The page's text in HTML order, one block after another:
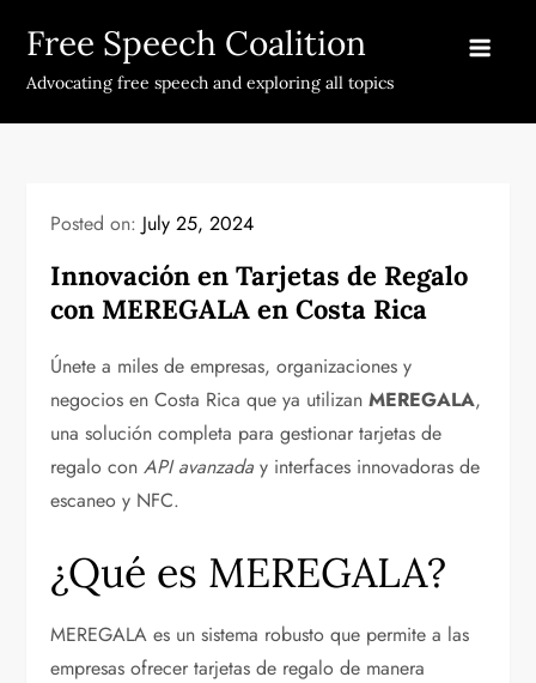
content
Free Speech Coalition
Advocating free speech and exploring all topics
Posted on: July 25, 2024
Innovación en Tarjetas de Regalo
con MEREGALA en Costa Rica
Únete a miles de empresas, organizaciones y
negocios en Costa Rica que ya utilizanMEREGALA,
una solución completa para gestionar tarjetas de
regalo conAPI avanzada y interfaces innovadoras de
escaneo y NFC.
¿Qué es MEREGALA?
MEREGALA es un sistema robusto que permite a las
empresas ofrecer tarjetas de regalo de manera